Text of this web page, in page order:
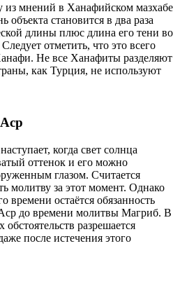
из мнений в Ханафийском мазхабе
объекта становится в два раза
длины плюс длина его тени во
отметить, что это всего
Не все Ханафиты разделяют
как Турция, не используют
когда свет солнца
оттенок и его можно
глазом. Считается
молитву за этот момент. Однако
времени остаётся обязанность
до времени молитвы Магриб. В
разрешается
после истечения этого